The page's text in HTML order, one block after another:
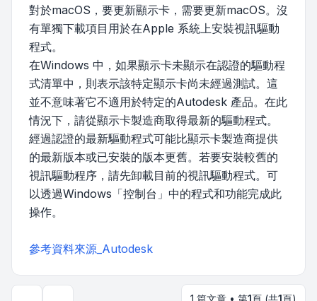
對於macOS，要更新顯示卡，需要更新macOS。沒
有單獨下載項目用於在Apple 系統上安裝視訊驅動
程式。
在Windows 中，如果顯示卡未顯示在認證的驅動程
式清單中，則表示該特定顯示卡尚未經過測試。這
並不意味著它不適用於特定的Autodesk 產品。在此
情況下，請從顯示卡製造商取得最新的驅動程式。
經過認證的最新驅動程式可能比顯示卡製造商提供
的最新版本或已安裝的版本更舊。若要安裝較舊的
視訊驅動程序，請先卸載目前的視訊驅動程式。可
以透過Windows「控制台」中的程式和功能完成此
操作。
參考資料來源_Autodesk